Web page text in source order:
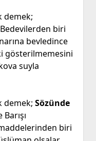
demek;
biri
bevledince
gösterilmemesini
suyla
demek; Sözünde
biri